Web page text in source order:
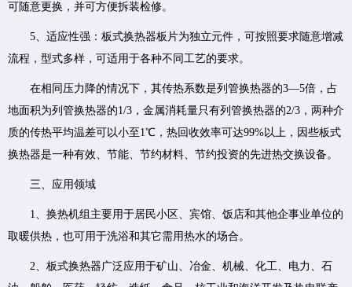
可随意更换，并可方便拆装检修。
5、适应性强：板式换热器板片为独立元件，可按照要求随意增减
流程，型式多样，可适用于各种不同工艺的要求。
在相同压力降的情况下，其传热系数是列管换热器的3—5倍，占
地面积为列管换热器的1/3，金属消耗量只有列管换热器的2/3，两种介
质的传热平均温差可以小至1℃，热回收效率可达99%以上，因些板式
换热器是一种有效、节能、节约材料、节约投资的先进热交换设备。
三、应用领域
1、换热机组主要用于居民小区、宾馆、饭店和其他企事业单位的
取暖供热，也可用于洗浴和其它需用热水的场合。
2、板式换热器广泛应用于矿山、冶金、机械、化工、电力、石